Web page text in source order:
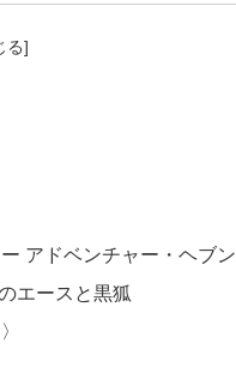
アドベンチャー・ヘブン
エースと黒狐